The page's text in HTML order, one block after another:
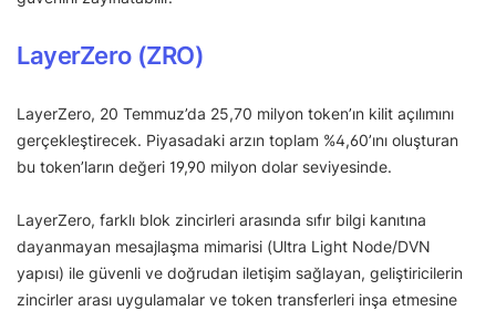
LayerZero (ZRO)
LayerZero, 20 Temmuz’da 25,70 milyon token’ın kilit açılımını
gerçekleştirecek. Piyasadaki arzın toplam %4,60’ını oluşturan
bu token’ların değeri 19,90 milyon dolar seviyesinde.
LayerZero, farklı blok zincirleri arasında sıfır bilgi kanıtına
dayanmayan mesajlaşma mimarisi (Ultra Light Node/DVN
yapısı) ile güvenli ve doğrudan iletişim sağlayan, geliştiricilerin
zincirler arası uygulamalar ve token transferleri inşa etmesine